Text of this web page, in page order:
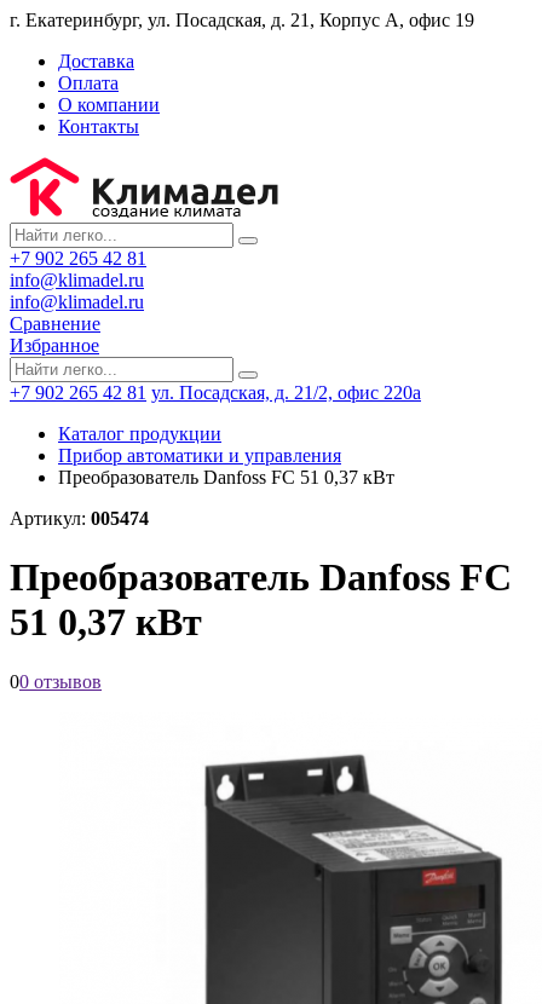
г. Екатеринбург, ул. Посадская, д. 21, Корпус А, офис 19
Доставка
Оплата
О компании
Контакты
+7 902 265 42 81
info@klimadel.ru
info@klimadel.ru
Сравнение
Избранное
+7 902 265 42 81 ул. Посадская, д. 21/2, офис 220а
Каталог продукции
Прибор автоматики и управления
Преобразователь Danfoss FC 51 0,37 кВт
Артикул: 005474
Преобразователь Danfoss FC
51 0,37 кВт
00 отзывов